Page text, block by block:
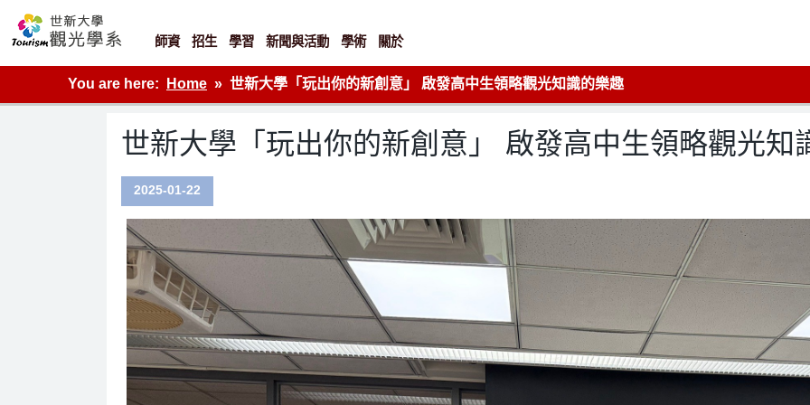
content
世新大學觀光學系網站
師資 招生 學習 新聞與活動 學術 關於
You are here: Home 世新大學「玩出你的新創意」 啟發高中生領略觀光知識的樂趣
世新大學「玩出你的新創意」 啟發高中生領略觀光知
2025-01-22